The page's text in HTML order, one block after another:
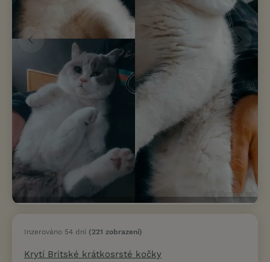
Inzerováno 54 dní (221 zobrazení)
Krytí Britské krátkosrsté kočky